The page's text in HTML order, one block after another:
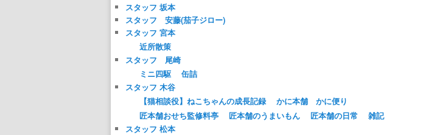
スタッフ 坂本
スタッフ 安藤(茄子ジロー)
スタッフ 宮本
近所散策
スタッフ 尾崎
ミニ四駆
缶詰
スタッフ 木谷
【猫相談役】ねこちゃんの成長記録
かに本舗 かに便り
匠本舗おせち監修料亭
匠本舗のうまいもん 匠本舗の日常
雑記
スタッフ 松本